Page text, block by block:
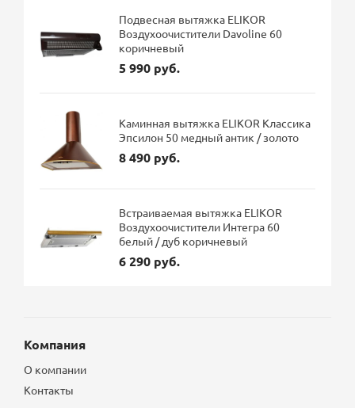
Подвесная вытяжка ELIKOR
Воздухоочистители Davoline 60
коричневый
5 990 руб.
Каминная вытяжка ELIKOR Классика
Эпсилон 50 медный антик / золото
8 490 руб.
Встраиваемая вытяжка ELIKOR
Воздухоочистители Интегра 60
белый / дуб коричневый
6 290 руб.
Компания
О компании
Контакты